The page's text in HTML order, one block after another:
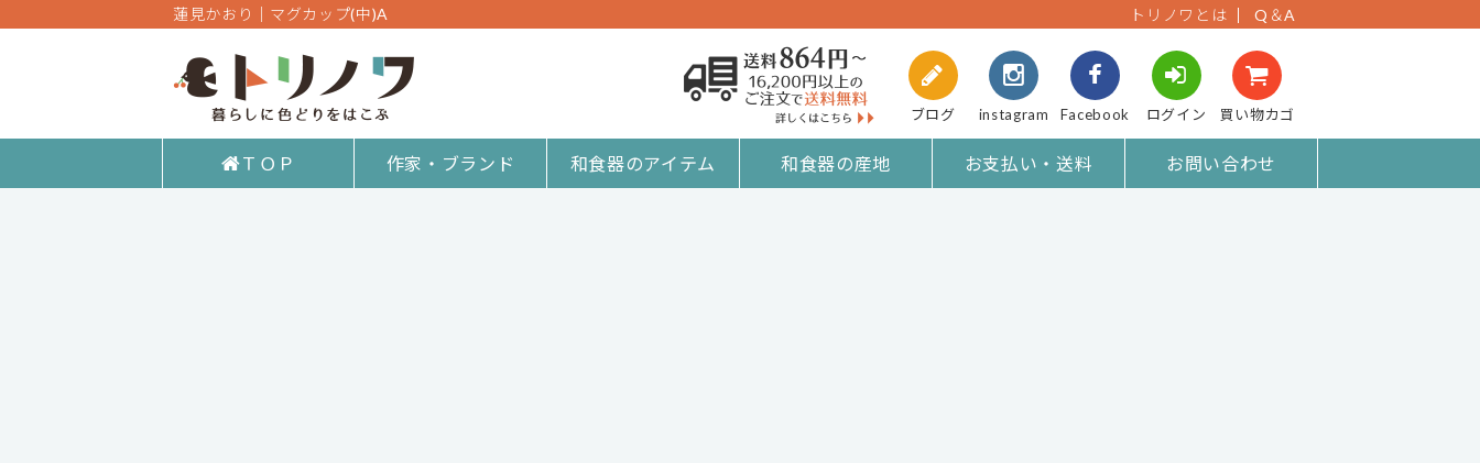
蓮見かおり｜マグカップ(中)A トリノワとは Q＆A
ブログ instagram Facebook ログイン 買い物カゴ
ＴＯＰ 作家・ブランド 和食器のアイテム 和食器の産地 お支払い・送料 お問い合わせ